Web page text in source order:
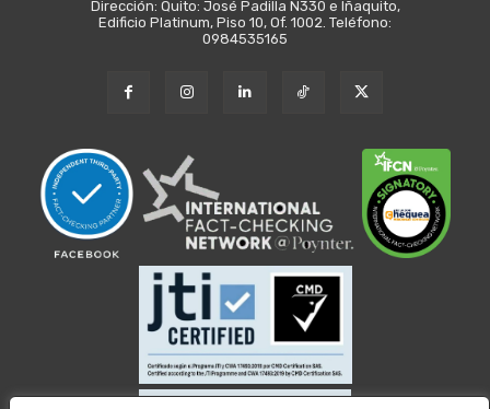
Dirección: Quito: José Padilla N330 e Iñaquito,
Edificio Platinum, Piso 10, Of. 1002. Teléfono:
0984535165